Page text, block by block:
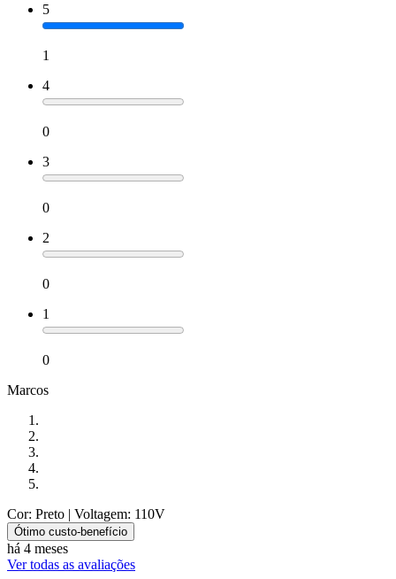
5
1
4
0
3
0
2
0
1
0
Marcos
Cor: Preto | Voltagem: 110V
Ótimo custo-benefício
há 4 meses
Ver todas as avaliações